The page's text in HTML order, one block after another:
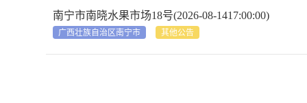
南宁市南晓水果市场18号(2026-08-1417:00:00)
广西壮族自治区南宁市 其他公告